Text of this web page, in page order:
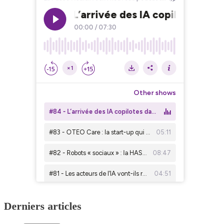
Derniers articles